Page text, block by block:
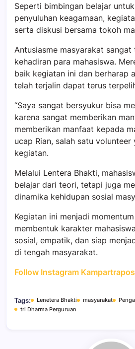
Seperti bimbingan belajar
penyuluhan keagamaan,
serta diskusi bersama tokoh
Antusiasme masyarakat
kehadiran para mahasiswa.
baik kegiatan ini dan berharap
telah terjalin dapat terus
“Saya sangat bersyukur bisa
karena sangat memberikan
memberikan manfaat kepada
ucap Rian, salah satu
kegiatan.
Melalui Lentera Bhakti,
belajar dari teori, tetapi juga
dinamika kehidupan sosial
Kegiatan ini menjadi
membentuk karakter
sosial, empatik, dan siap
di tengah masyarakat.
Follow Instagram
Tags: Lenetera Bhakti masyarakat
tri Dharma Perguruan